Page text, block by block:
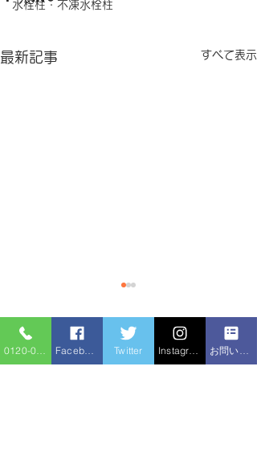
水栓柱・不凍水栓柱
最新記事 すべて表示
コメント Twitter